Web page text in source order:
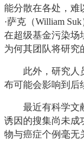
能分散在各处，难
·萨克（William
在超级基金污染场
为何其团队将研究
此外，研究人
布可能会影响到后
最近有科学文
诱因的搜集尚未成
物与癌症个例毫无